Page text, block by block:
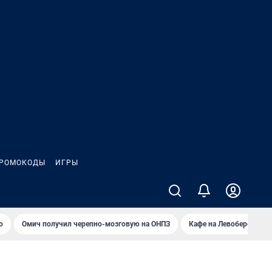
ИГРЫ
Омич получил черепно-мозговую на ОНПЗ Кафе на Левобережье